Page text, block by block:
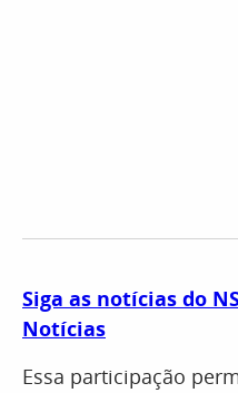
Siga as notícias do
Notícias
Essa participação